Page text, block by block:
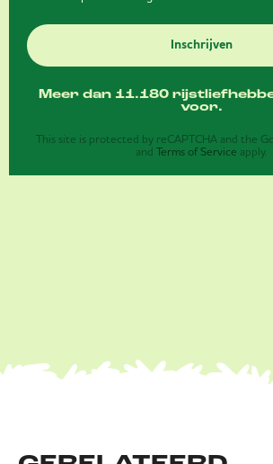
Inschrijven
Meer dan 11.180
voor.
This site is protected by reCAPTCHA and the
and Terms of Service apply.